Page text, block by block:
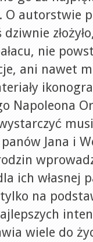
O autorstwie
nie
ani nawet
Napoleona
Jana i
ich własnej
na
wiele do